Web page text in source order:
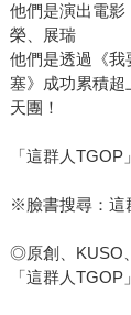
他們是演出電影
榮、展瑞
他們是透過《我
塞》成功累積超
天團！
「這群人TGOP」
※臉書搜尋：這
◎原創、KUSO
「這群人TGOP